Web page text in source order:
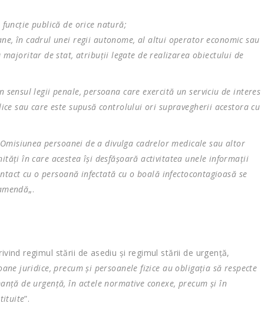
publică de orice natură;
în cadrul unei regii autonome, al altui operator economic sau
de stat, atribuţii legate de realizarea obiectului de
sensul legii penale, persoana care exercită un serviciu de interes
sau care este supusă controlului ori supravegherii acestora cu
Omisiunea persoanei de a divulga cadrelor medicale sau altor
în care acestea îşi desfăşoară activitatea unele informaţii
cu o persoană infectată cu o boală infectocontagioasă se
„.
regimul stării de asediu și regimul stării de urgență,
juridice, precum şi persoanele fizice au obligaţia să respecte
de urgenţă, în actele normative conexe, precum şi în
”.